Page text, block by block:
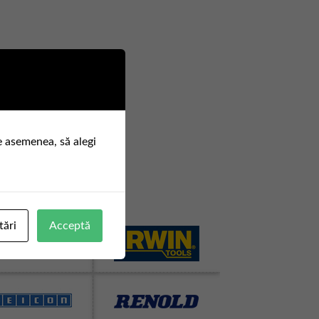
să alegi
Acceptă